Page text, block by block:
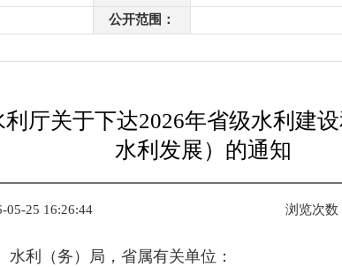
公开范围：
厅关于下达2026年省级水利建
水利发展）的通知
05-25 16:26:44 浏览次数
利（务）局，省属有关单位：